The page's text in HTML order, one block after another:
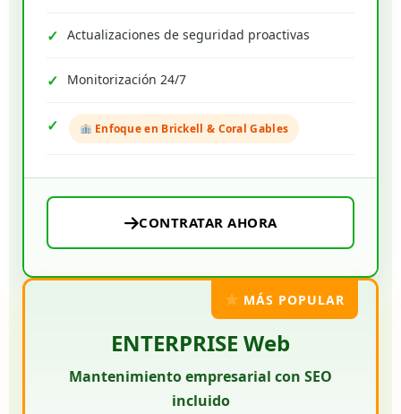
Actualizaciones de seguridad proactivas
Monitorización 24/7
Enfoque en Brickell & Coral Gables
CONTRATAR AHORA
MÁS POPULAR
ENTERPRISE Web
Mantenimiento empresarial con SEO
incluido